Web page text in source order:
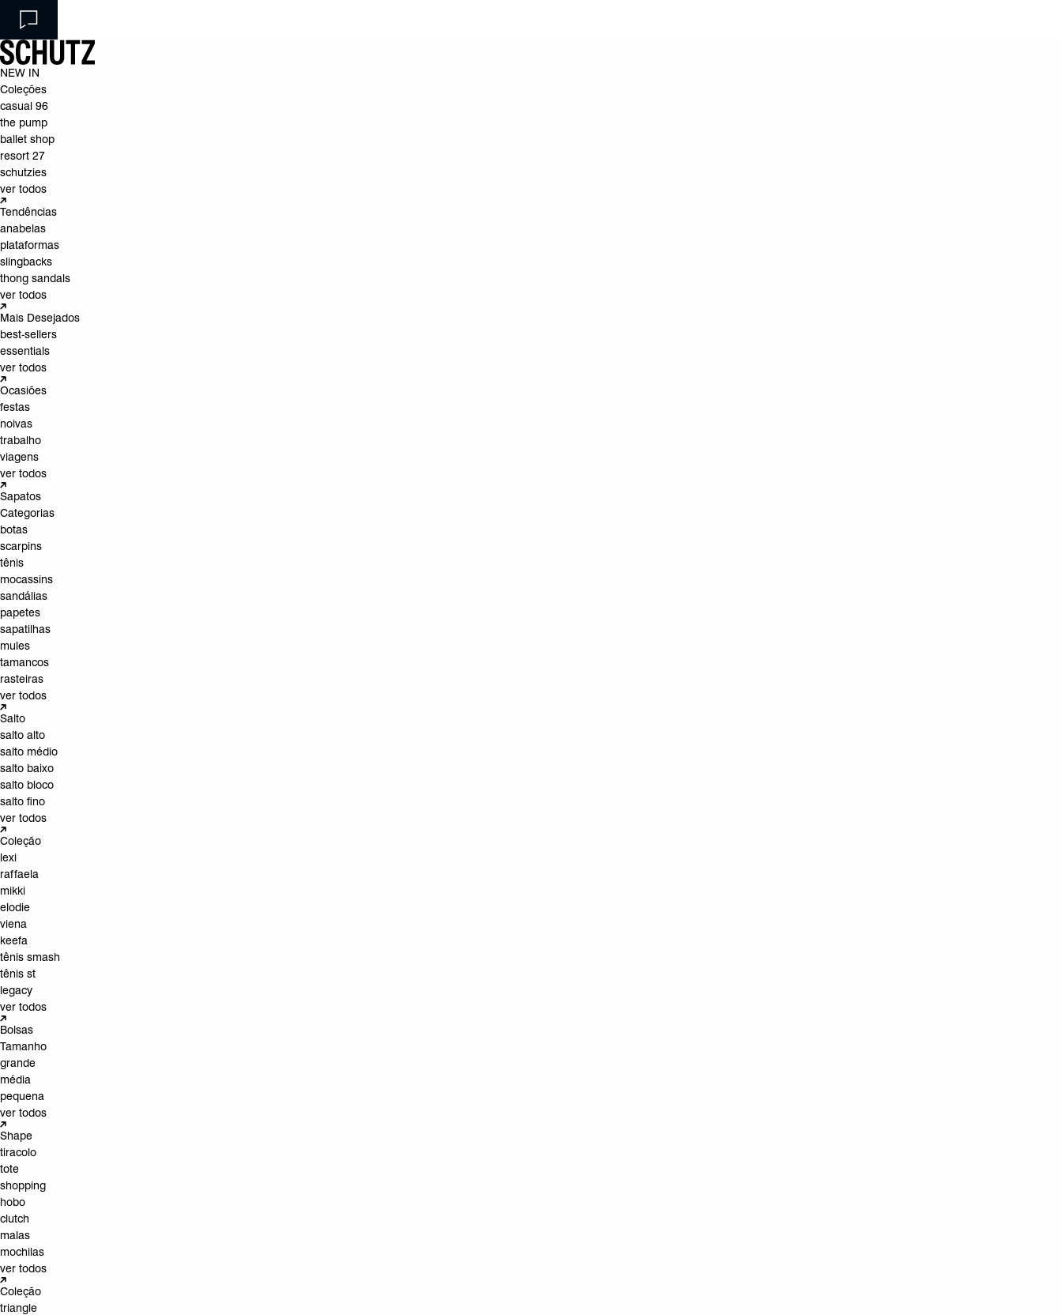
NEW IN
Coleções
casual 96
the pump
ballet shop
resort 27
schutzies
ver todos
Tendências
anabelas
plataformas
slingbacks
thong sandals
ver todos
Mais Desejados
best-sellers
essentials
ver todos
Ocasiões
festas
noivas
trabalho
viagens
ver todos
Sapatos
Categorias
botas
scarpins
tênis
mocassins
sandálias
papetes
sapatilhas
mules
tamancos
rasteiras
ver todos
Salto
salto alto
salto médio
salto baixo
salto bloco
salto fino
ver todos
Coleção
lexi
raffaela
mikki
elodie
viena
keefa
tênis smash
tênis st
legacy
ver todos
Bolsas
Tamanho
grande
média
pequena
ver todos
Shape
tiracolo
tote
shopping
hobo
clutch
malas
mochilas
ver todos
Coleção
triangle